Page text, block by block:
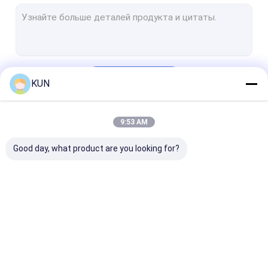
Машина киоска билета
KUN
9:53 AM
Good day, what product are you looking for?